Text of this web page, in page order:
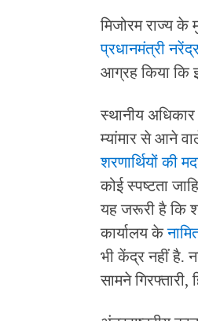
मिजोरम राज्य के
प्रधानमंत्री
आग्रह किया कि
स्थानीय
म्यांमार से आने
शरणार्थियों की
कोई स्पष्टता
यह जरूरी है कि
कार्यालय के
भी केंद्र नहीं है.
सामने